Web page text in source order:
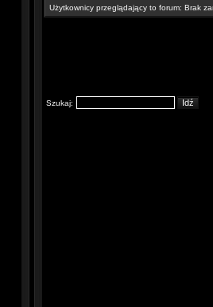
Użytkownicy przeglądający to forum: Brak
Szukaj: